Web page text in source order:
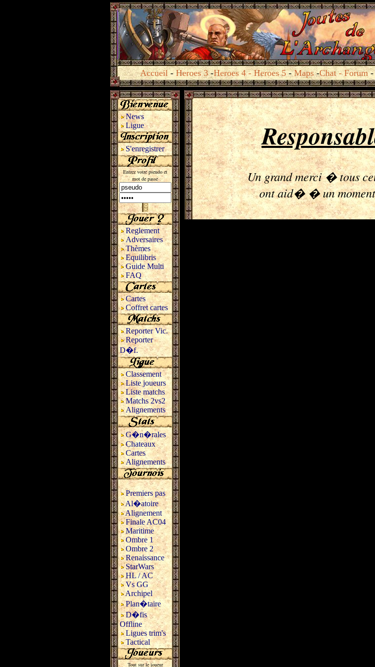
Accueil-Heroes 3-Heroes 4-Heroes 5-Maps-Chat- Forum-
News
Ligue
S'enregistrer
Entrez votre pseudo et
mot de passe
Reglement
Adversaires
Thèmes
Equilibris
Guide Multi
FAQ
Cartes
Coffret cartes
Reporter Vic.
Reporter
D�f.
Classement
Liste joueurs
Liste matchs
Matchs 2vs2
Alignements
G�n�rales
Chateaux
Cartes
Alignements
Premiers pas
Al�atoire
Alignement
Finale AC04
Maritime
Ombre 1
Ombre 2
Renaissance
StarWars
HL / AC
Vs GG
Archipel
Plan�taire
D�fis
Offline
Ligues trim's
Tactical
Tout sur le joueur
Un grand merci � tous
ont aid� � un